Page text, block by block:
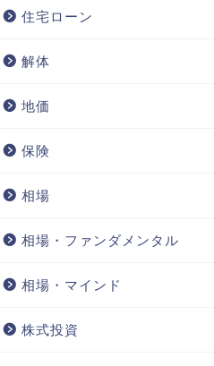
住宅ローン
解体
地価
保険
相場
相場・ファンダメンタル
相場・マインド
株式投資